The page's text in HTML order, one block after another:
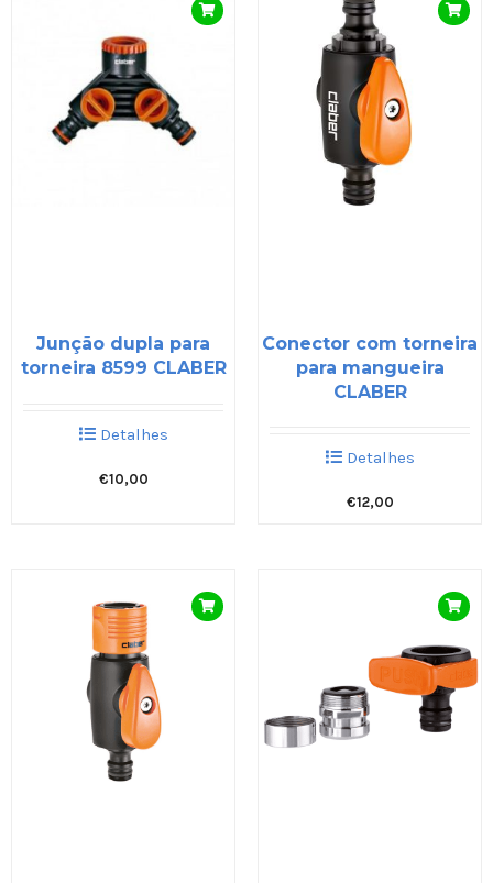
Junção dupla para
torneira 8599 CLABER
Detalhes
€10,00
Conector com torneira
para mangueira
CLABER
Detalhes
€12,00